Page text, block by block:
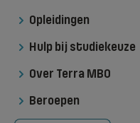
Opleidingen
Hulp bij studiekeuze
Over Terra MBO
Beroepen